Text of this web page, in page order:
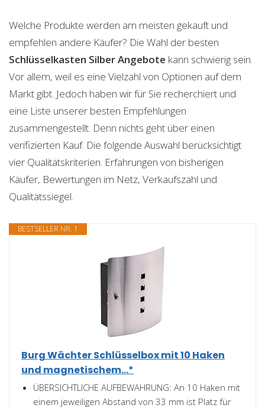
Welche Produkte werden am meisten gekauft und
empfehlen andere Käufer? Die Wahl der besten
Schlüsselkasten SilberAngebote kann schwierig sein.
Vor allem, weil es eine Vielzahl von Optionen auf dem
Markt gibt. Jedoch haben wir für Sie recherchiert und
eine Liste unserer besten Empfehlungen
zusammengestellt. Denn nichts geht über einen
verifizierten Kauf. Die folgende Auswahl berücksichtigt
vier Qualitätskriterien. Erfahrungen von bisherigen
Käufer, Bewertungen im Netz, Verkaufszahl und
Qualitätssiegel.
BESTSELLER NR. 1
Burg Wächter Schlüsselbox mit 10 Haken
und magnetischem...*
ÜBERSICHTLICHE AUFBEWAHRUNG: An 10 Haken mit
einem jeweiligen Abstand von 33 mm ist Platz für